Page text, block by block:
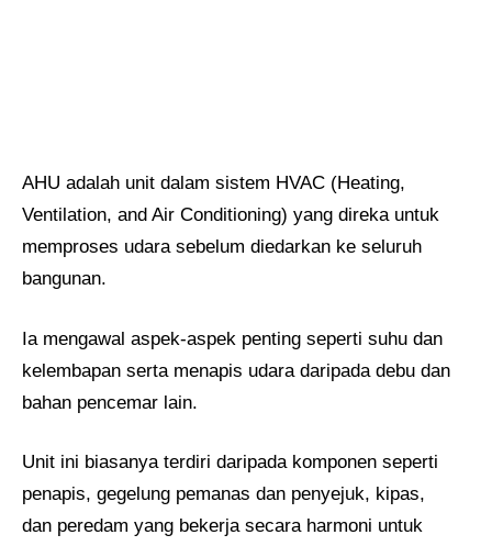
AHU adalah unit dalam sistem HVAC (Heating,
Ventilation, and Air Conditioning) yang direka untuk
memproses udara sebelum diedarkan ke seluruh
bangunan.
Ia mengawal aspek-aspek penting seperti suhu dan
kelembapan serta menapis udara daripada debu dan
bahan pencemar lain.
Unit ini biasanya terdiri daripada komponen seperti
penapis, gegelung pemanas dan penyejuk, kipas,
dan peredam yang bekerja secara harmoni untuk